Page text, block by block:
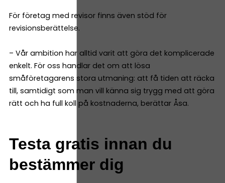
För företag med revisor finns även stöd för
revisionsberättelse.
– Vår ambition har alltid varit att göra det komplicerade
enkelt. För oss handlar det om att lösa
småföretagarens stora utmaning: att få tiden att räcka
till, samtidigt som man vill känna sig trygg med att göra
rätt och ha full koll på kostnaderna, berättar Åsa.
Testa gratis innan du
bestämmer dig